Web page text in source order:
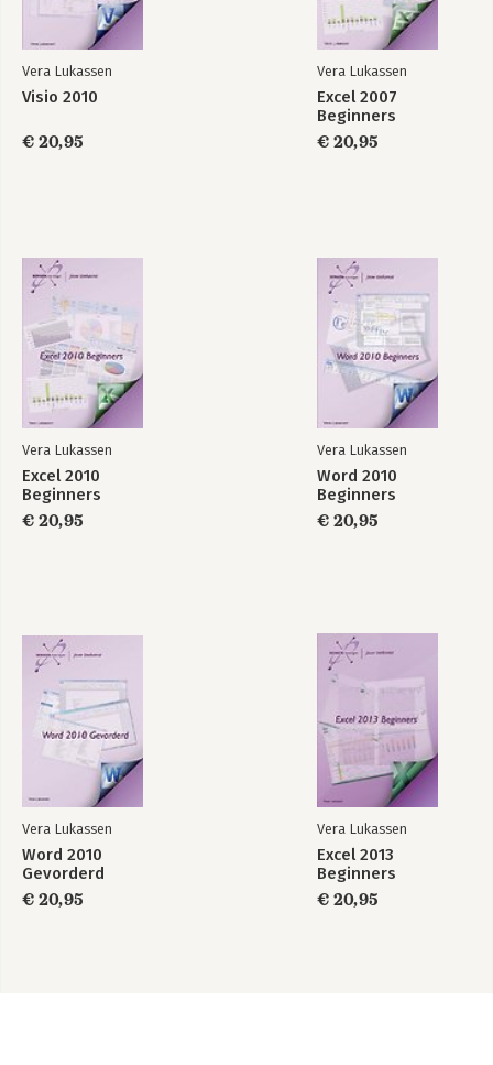
InDesign CC
Photoshop CC voor
MAC II
Vera Lukassen
Visio 2010
€ 20,95
Vera Lukassen
Excel 2007
Beginners
€ 20,95
Vera Lukassen
Excel 2010
Beginners
€ 20,95
Vera Lukassen
Word 2010
Beginners
€ 20,95
Vera Lukassen
Word 2010
Gevorderd
€ 20,95
Vera Lukassen
Excel 2013
Beginners
€ 20,95